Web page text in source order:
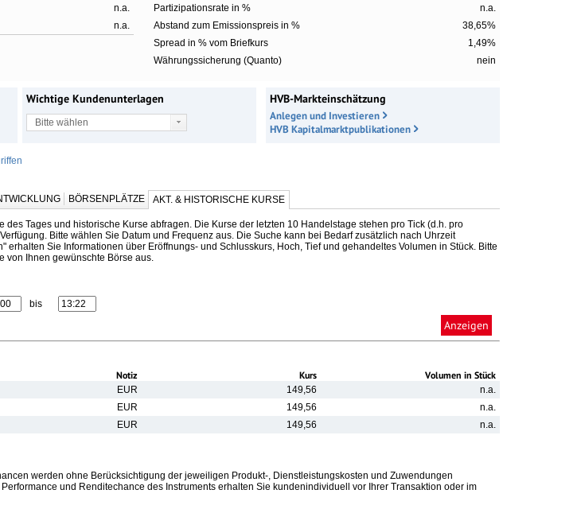
n.a.
n.a.
Partizipationsrate in %
n.a.
Abstand zum Emissionspreis in %
38,65%
Spread in % vom Briefkurs
1,49%
Währungssicherung (Quanto)
nein
Wichtige Kundenunterlagen
Bitte wählen
HVB-Markteinschätzung
Anlegen und Investieren
HVB Kapitalmarktpublikationen
BÖRSENPLÄTZE AKT. & HISTORISCHE KURSE
Tages und historische Kurse abfragen. Die Kurse der letzten 10 Handelstage stehen pro Tick (d.h. pro
Bitte wählen Sie Datum und Frequenz aus. Die Suche kann bei Bedarf zusätzlich nach Uhrzeit
erhalten Sie Informationen über Eröffnungs- und Schlusskurs, Hoch, Tief und gehandeltes Volumen in Stück. Bitte
von Ihnen gewünschte Börse aus.
bis
Anzeigen
Notiz Kurs Volumen in Stück
EUR 149,56
n.a.
EUR 149,56
n.a.
EUR 149,56
n.a.
werden ohne Berücksichtigung der jeweiligen Produkt-, Dienstleistungskosten und Zuwendungen
und Renditechance des Instruments erhalten Sie kundenindividuell vor Ihrer Transaktion oder im